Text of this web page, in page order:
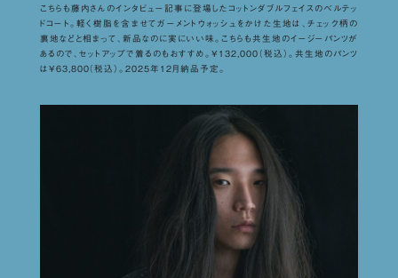
こちらも藤内さんのインタビュー記事に登場したコットンダブルフェイスのベルテッ
ドコート。軽く樹脂を含ませてガーメントウォッシュをかけた生地は、チェック柄の
裏地などと相まって、新品なのに実にいい味。こちらも共生地のイージーパンツが
あるので、セットアップで着るのもおすすめ。¥132,000（税込）。共生地のパンツ
は¥63,800（税込）。2025年12月納品予定。